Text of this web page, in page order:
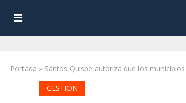
Portada » Santos Quispe autoriza que los
GESTIÓN